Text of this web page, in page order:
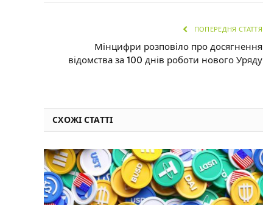
ПОПЕРЕДНЯ СТАТТЯ
Мінцифри розповіло про досягнення
відомства за 100 днів роботи нового Уряду
СХОЖІ СТАТТІ